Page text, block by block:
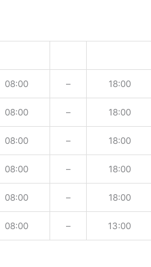
08:00 – 18:00
08:00 – 18:00
08:00 – 18:00
08:00 – 18:00
08:00 – 18:00
08:00 – 13:00